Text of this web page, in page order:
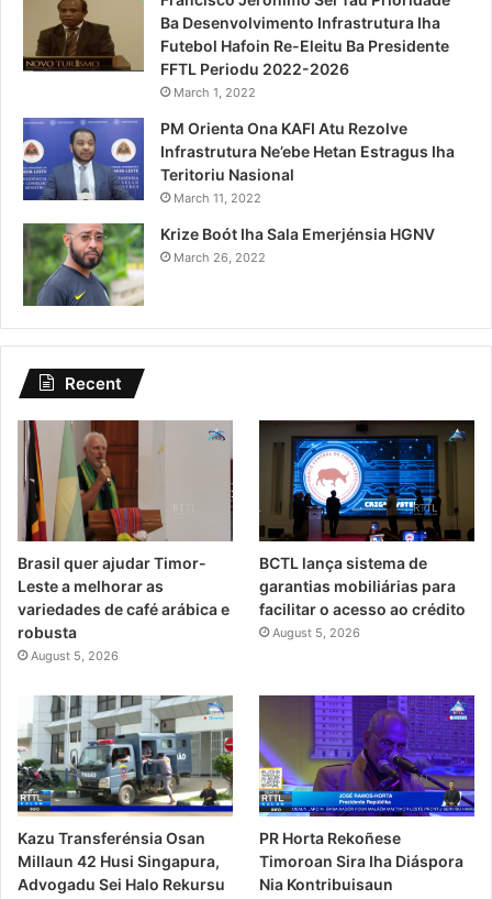
Ba Desenvolvimento Infrastrutura Iha
Futebol Hafoin Re-Eleitu Ba Presidente
FFTL Periodu 2022-2026
March 1, 2022
PM Orienta Ona KAFI Atu Rezolve
Infrastrutura Ne’ebe Hetan Estragus Iha
Teritoriu Nasional
March 11, 2022
Krize Boót Iha Sala Emerjénsia HGNV
March 26, 2022
Recent
Brasil quer ajudar Timor-
Leste a melhorar as
variedades de café arábica e
robusta
August 5, 2026
BCTL lança sistema de
garantias mobiliárias para
facilitar o acesso ao crédito
August 5, 2026
Kazu Transferénsia Osan
Millaun 42 Husi Singapura,
Advogadu Sei Halo Rekursu
PR Horta Rekoñese
Timoroan Sira Iha Diáspora
Nia Kontribuisaun